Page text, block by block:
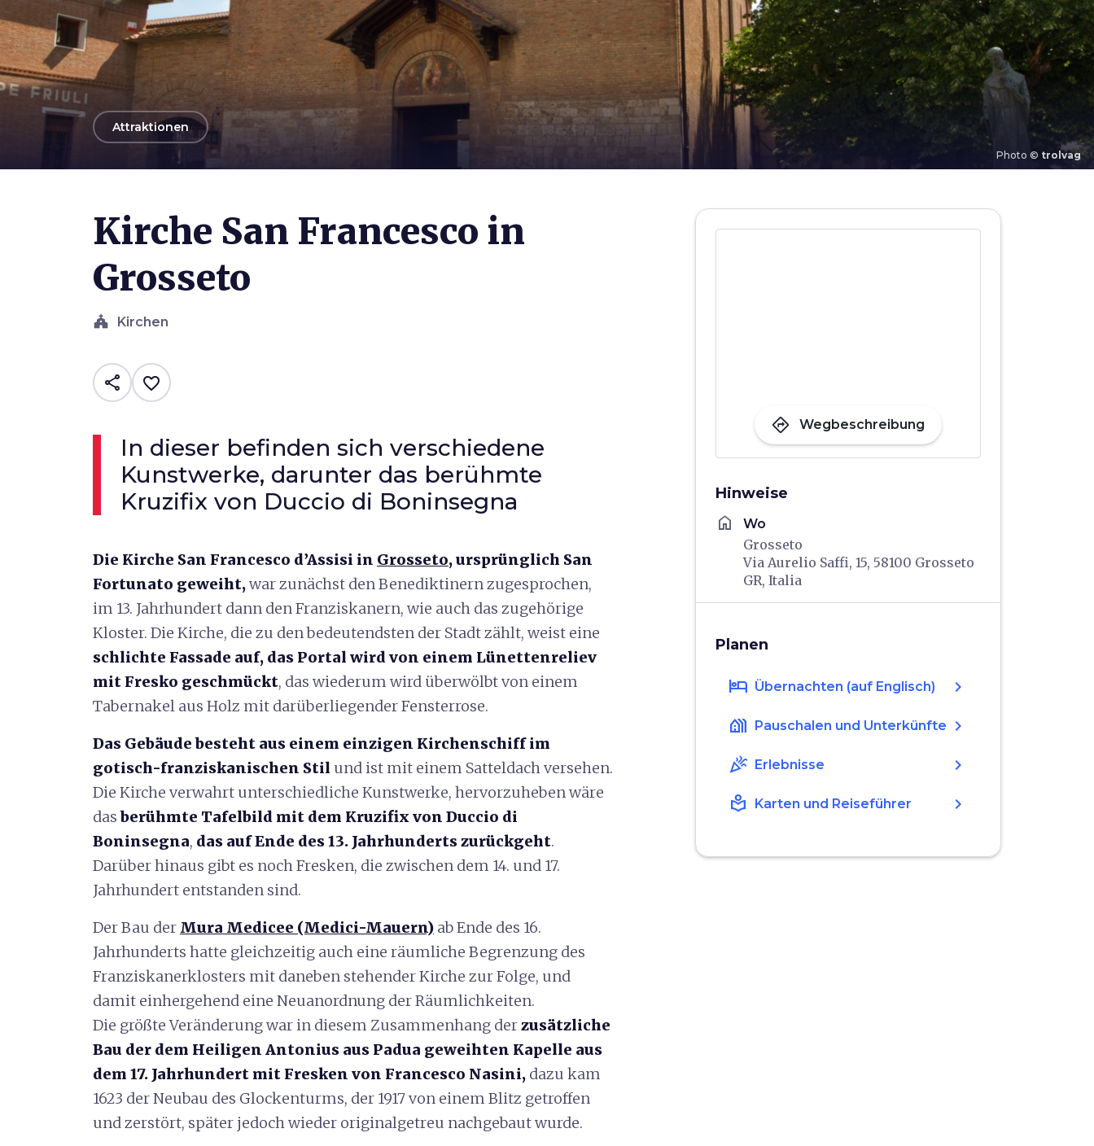
Photo © trolvag
arrow_back
Attraktionen
Kirche San Francesco in
Grosseto
church Kirchen
share favorite_border
In dieser befinden sich verschiedene
Kunstwerke, darunter das berühmte
Kruzifix von Duccio di Boninsegna
Die Kirche San Francesco d’Assisi in Grosseto, ursprünglich San
Fortunato geweiht,war zunächst den Benediktinern zugesprochen,
im 13. Jahrhundert dann den Franziskanern, wie auch das zugehörige
Kloster. Die Kirche, die zu den bedeutendsten der Stadt zählt, weist eine
schlichte Fassade auf, das Portal wird von einem Lünettenreliev
mit Fresko geschmückt, das wiederum wird überwölbt von einem
Tabernakel aus Holz mit darüberliegender Fensterrose.
Das Gebäude besteht aus einem einzigen Kirchenschiff im
gotisch-franziskanischen Stil und ist mit einem Satteldach versehen.
Die Kirche verwahrt unterschiedliche Kunstwerke, hervorzuheben wäre
dasberühmte Tafelbild mit dem Kruzifix von Duccio di
Boninsegna, das auf Ende des 13. Jahrhunderts zurückgeht.
Darüber hinaus gibt es noch Fresken, die zwischen dem 14. und 17.
Jahrhundert entstanden sind.
Der Bau der Mura Medicee (Medici-Mauern) ab Ende des 16.
Jahrhunderts hatte gleichzeitig auch eine räumliche Begrenzung des
Franziskanerklosters mit daneben stehender Kirche zur Folge, und
damit einhergehend eine Neuanordnung der Räumlichkeiten.
Die größte Veränderung war in diesem Zusammenhang derzusätzliche
Bau der dem Heiligen Antonius aus Padua geweihten Kapelle aus
dem 17. Jahrhundert mit Fresken von Francesco Nasini, dazu kam
1623 der Neubau des Glockenturms, der 1917 von einem Blitz getroffen
und zerstört, später jedoch wieder originalgetreu nachgebaut wurde.
directions Wegbeschreibung
Hinweise
home Wo
Grosseto
Via Aurelio Saffi, 15, 58100 Grosseto
GR, Italia
Planen
hotel Übernachten (auf Englisch) chevron_right
holiday_village Pauschalen und Unterkünfte chevron_right
celebration Erlebnisse chevron_right
local_library Karten und Reiseführer chevron_right